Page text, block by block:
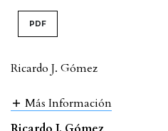
PDF
Ricardo J. Gómez
Más Información